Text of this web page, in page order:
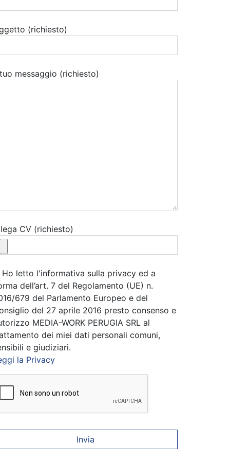
(richiesto)
messaggio (richiesto)
CV (richiesto)
Ho letto l'informativa sulla privacy ed a
dell’art. 7 del Regolamento (UE) n.
679 del Parlamento Europeo e del
del 27 aprile 2016 presto consenso e
MEDIA-WORK PERUGIA SRL al
dei miei dati personali comuni,
e giudiziari.
la Privacy